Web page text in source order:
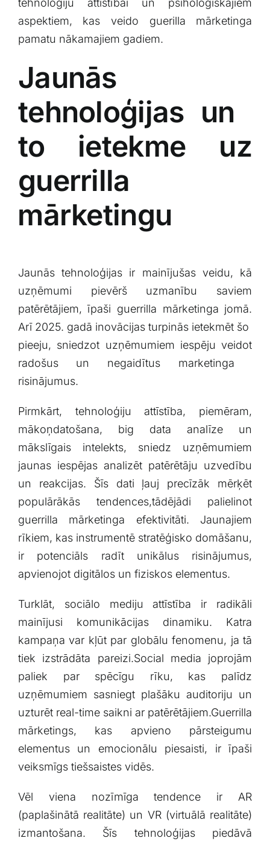
tehnoloģiju attīstībai un psiholoģiskajiem
⁢aspektiem, kas veido guerilla mārketinga
pamatu nākamajiem gadiem.
Jaunās
tehnoloģijas⁣ un ​
to ⁢ietekme uz
guerrilla
⁣mārketingu
Jaunās tehnoloģijas ir mainījušas veidu,⁢ kā
uzņēmumi ⁣pievērš uzmanību saviem
patērētājiem,⁣ īpaši guerrilla ⁣mārketinga jomā.
Arī 2025. gadā inovācijas turpinās ietekmēt šo ​
pieeju, sniedzot⁢ uzņēmumiem‍ iespēju veidot
‍radošus un ​negaidītus marketinga ​
risinājumus.
Pirmkārt, tehnoloģiju attīstība, ‍piemēram,⁣
mākoņdatošana, big⁢ data analīze un
mākslīgais intelekts,⁣ sniedz uzņēmumiem
jaunas iespējas analizēt patērētāju‍ uzvedību
un ​reakcijas. Šīs dati ⁢ļauj precīzāk mērķēt
populārākās tendences,tādējādi palielinot
guerrilla mārketinga efektivitāti. Jaunajiem
rīkiem, kas instrumentē stratēģisko ⁢domāšanu,
ir potenciāls radīt unikālus risinājumus,
apvienojot ⁢digitālos un fiziskos elementus.
Turklāt, ‍sociālo mediju attīstība ‌ir‌ radikāli
mainījusi komunikācijas dinamiku. Katra
kampaņa​ var kļūt par globālu fenomenu, ja tā
tiek izstrādāta pareizi.Social media⁣ joprojām
paliek par spēcīgu rīku,⁣ kas palīdz⁢
uzņēmumiem sasniegt plašāku‍ auditoriju‍ un
uzturēt‍ real-time saikni ar patērētājiem.Guerrilla
mārketings, kas apvieno pārsteigumu‌
elementus un emocionālu piesaisti, ir īpaši
veiksmīgs tiešsaistes vidēs.
Vēl viena nozīmīga tendence ir AR
(paplašinātā realitāte) un VR (virtuālā realitāte)
izmantošana. ⁤Šīs tehnoloģijas piedāvā